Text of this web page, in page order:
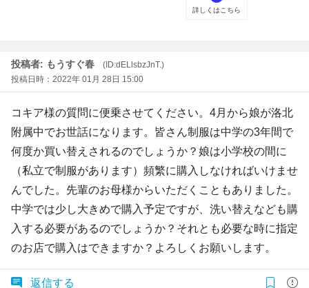
投稿者: もうすぐ春
(ID:dELlsbzJnT.)
投稿日時：2022年 01月 28日 15:00
コキア様の質問に便乗させてください。4月から娘が洛北
附属中でお世話になります。皆さん制服は中学の3年間で
何度か買い替えされるのでしょうか？娘は小学校の間に
（私立で制服があります）頻繁に購入しなければいけませ
んでした。先輩のお母様からいただくこともありました。
中学では少し大きめで購入予定ですが、洗い替えなども購
入する必要があるのでしょうか？それとも必要な時に指定
のお店で購入はできますか？よろしくお願いします。
返信する